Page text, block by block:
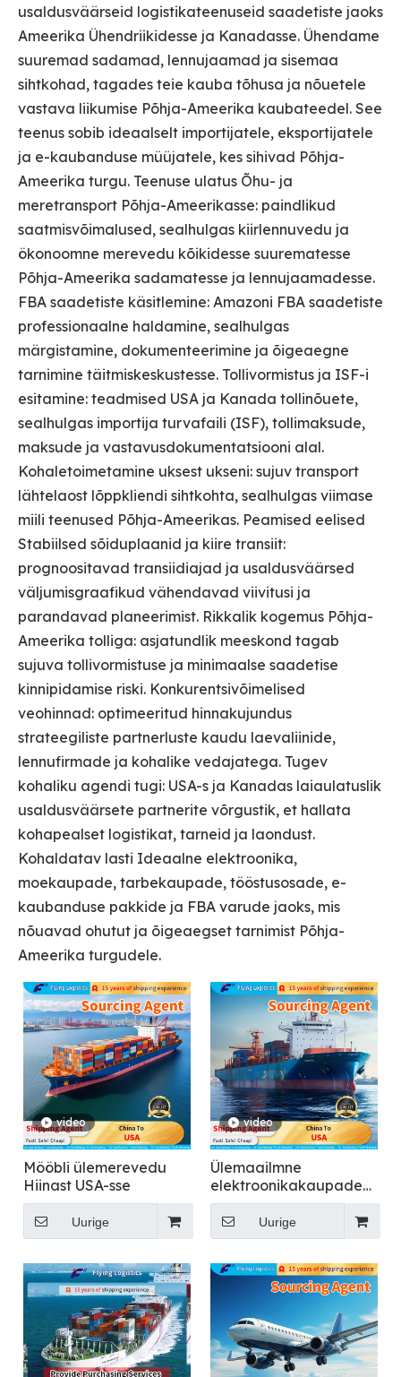
usaldusväärseid logistikateenuseid saadetiste jaoks
Ameerika Ühendriikidesse ja Kanadasse. Ühendame
suuremad sadamad, lennujaamad ja sisemaa
sihtkohad, tagades teie kauba tõhusa ja nõuetele
vastava liikumise Põhja-Ameerika kaubateedel. See
teenus sobib ideaalselt importijatele, eksportijatele
ja e-kaubanduse müüjatele, kes sihivad Põhja-
Ameerika turgu. Teenuse ulatus Õhu- ja
meretransport Põhja-Ameerikasse: paindlikud
saatmisvõimalused, sealhulgas kiirlennuvedu ja
ökonoomne merevedu kõikidesse suurematesse
Põhja-Ameerika sadamatesse ja lennujaamadesse.
FBA saadetiste käsitlemine: Amazoni FBA saadetiste
professionaalne haldamine, sealhulgas
märgistamine, dokumenteerimine ja õigeaegne
tarnimine täitmiskeskustesse. Tollivormistus ja ISF-i
esitamine: teadmised USA ja Kanada tollinõuete,
sealhulgas importija turvafaili (ISF), tollimaksude,
maksude ja vastavusdokumentatsiooni alal.
Kohaletoimetamine uksest ukseni: sujuv transport
lähtelaost lõppkliendi sihtkohta, sealhulgas viimase
miili teenused Põhja-Ameerikas. Peamised eelised
Stabiilsed sõiduplaanid ja kiire transiit:
prognoositavad transiidiajad ja usaldusväärsed
väljumisgraafikud vähendavad viivitusi ja
parandavad planeerimist. Rikkalik kogemus Põhja-
Ameerika tolliga: asjatundlik meeskond tagab
sujuva tollivormistuse ja minimaalse saadetise
kinnipidamise riski. Konkurentsivõimelised
veohinnad: optimeeritud hinnakujundus
strateegiliste partnerluste kaudu laevaliinide,
lennufirmade ja kohalike vedajatega. Tugev
kohaliku agendi tugi: USA-s ja Kanadas laiaulatuslik
usaldusväärsete partnerite võrgustik, et hallata
kohapealset logistikat, tarneid ja laondust.
Kohaldatav lasti Ideaalne elektroonika,
moekaupade, tarbekaupade, tööstusosade, e-
kaubanduse pakkide ja FBA varude jaoks, mis
nõuavad ohutut ja õigeaegset tarnimist Põhja-
Ameerika turgudele.
video
Mööbli ülemerevedu
Hiinast USA-sse
Uurige
video
Ülemaailmne
elektroonikakaupade
merevedu Hiinast USA-
sse
Uurige